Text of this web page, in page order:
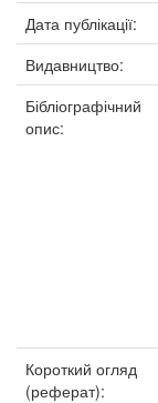
Дата публікації:
Видавництво:
Бібліографічний
опис:
Короткий огляд
(реферат):